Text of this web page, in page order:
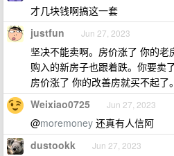
才几块钱啊搞这一套
justfun Jun 27, 2023
坚决不能卖啊。房价涨了 你的
购入的新房子也跟着跌。你要卖
房价涨了 你的改善房就买不起了。
Weixiao0725 Jun 27, 2023
@moremoney 还真有人信阿
dustookk Jun 27, 2023